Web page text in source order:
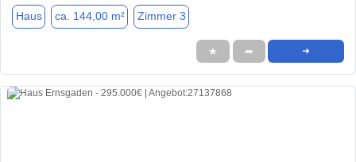
Haus ca. 144,00 m² Zimmer 3
★ ➦ ➜